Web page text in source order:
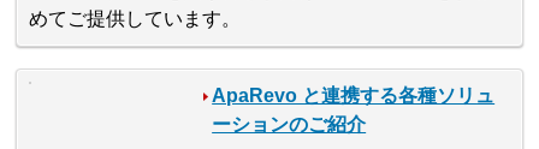
めてご提供しています。
ApaRevo と連携する各種ソリュ
ーションのご紹介